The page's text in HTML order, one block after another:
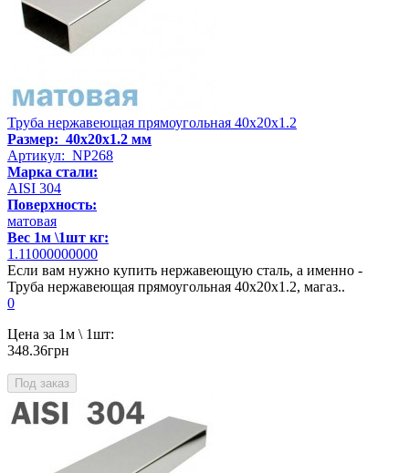
Труба нержавеющая прямоугольная 40х20х1.2
Размер: 40х20х1.2 мм
Артикул: NP268
Марка стали:
AISI 304
Поверхность:
матовая
Вес 1м \1шт кг:
1.11000000000
Если вам нужно купить нержавеющую сталь, а именно -
Труба нержавеющая прямоугольная 40х20х1.2, магаз..
0
Цена за 1м \ 1шт:
348.36грн
Под заказ